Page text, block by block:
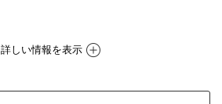
しい情報を表示